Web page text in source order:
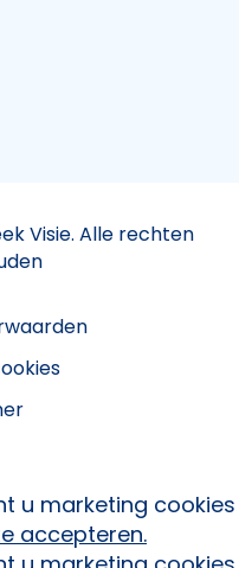
Visie. Alle rechten
u marketing cookies
accepteren.